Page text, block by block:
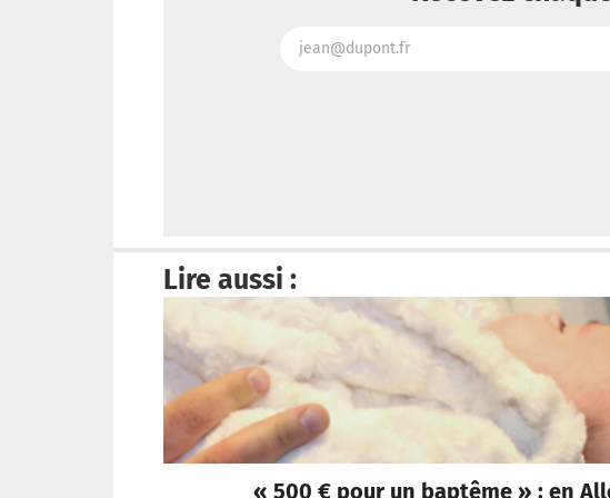
Lire aussi :
« 500 € pour un baptême » : en